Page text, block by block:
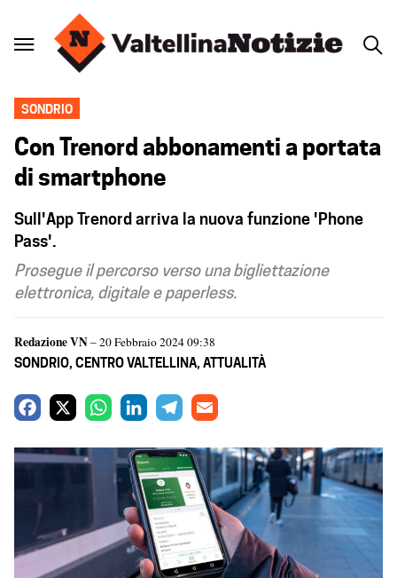
SONDRIO
Con Trenord abbonamenti a portata
di smartphone
Sull'App Trenord arriva la nuova funzione 'Phone
Pass'.
Prosegue il percorso verso una bigliettazione
elettronica, digitale e paperless.
Redazione VN– 20 Febbraio 2024 09:38
SONDRIO, CENTRO VALTELLINA, ATTUALITÀ
c
b
o
a
t
A
n
k
e
d
I
l
e
r
a
a
i
l